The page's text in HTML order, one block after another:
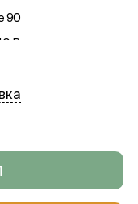
90
В
не менее 00:01-